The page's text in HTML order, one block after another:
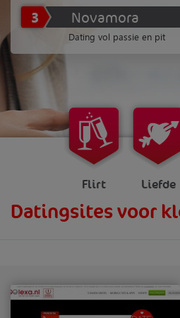
3 Novamora
Dating vol passie en pit
Flirt Liefde
Datingsites voor